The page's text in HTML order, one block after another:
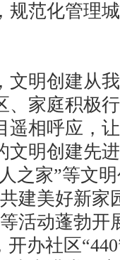
规范化管理
明创建从我
、家庭积极
遥相呼应，
明创建先
之家”等文
建美好新家
活动蓬勃开
开办社区